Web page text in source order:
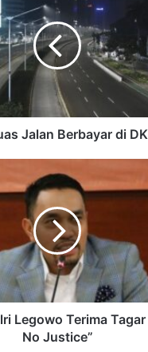
Jalan Berbayar di
Legowo Terima
No Justice”